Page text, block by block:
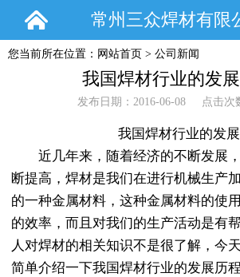
常州三众焊材有限
您当前所在位置： 网站首页 > 公司新闻
我国焊材行业的发
发布日期：2016-06-08 点击次
我国焊材行业的发展
近几年来，随着经济的不断发展，
断提高，焊材是我们在进行机械生产
的一种金属材料，这种金属材料的使
的效率，而且对我们的生产活动是有
人对焊材的相关知识不是很了解，今
简单介绍一下我国焊材行业的发展历